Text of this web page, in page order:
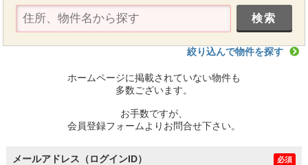
絞り込んで物件を探す
ホームページに掲載されていない物件も
多数ございます。
お手数ですが、
会員登録フォームよりお問合せ下さい。
メールアドレス（ログインID） 必須